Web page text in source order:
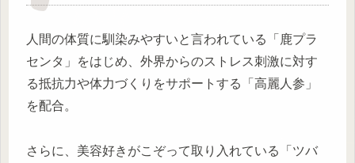
人間の体質に馴染みやすいと言われている「鹿プラ
センタ」をはじめ、外界からのストレス刺激に対す
る抵抗力や体力づくりをサポートする「高麗人参」
を配合。
さらに、美容好きがこぞって取り入れている「ツバ